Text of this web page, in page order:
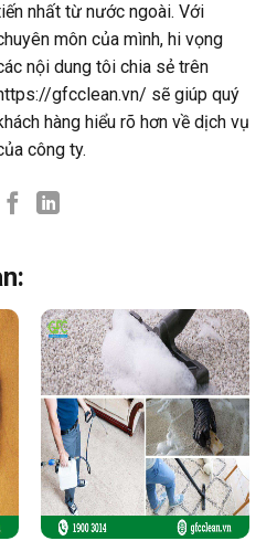
nhất từ nước ngoài. Với
môn của mình, hi vọng
nội dung tôi chia sẻ trên
gfcclean.vn/ sẽ giúp quý
hàng hiểu rõ hơn về dịch vụ
công ty.